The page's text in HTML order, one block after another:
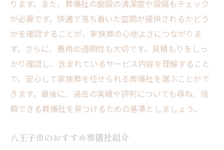
ります。また、葬儀社の施設の清潔度や設備もチェック
が必要です。快適で落ち着いた空間が提供されるかどう
かを確認することが、家族葬の心地よさにつながりま
す。さらに、費用の透明性も大切です。見積もりをしっ
かり確認し、含まれているサービス内容を理解すること
で、安心して家族葬を任せられる葬儀社を選ぶことがで
きます。最後に、過去の実績や評判についても尋ね、信
頼できる葬儀社を見つけるための基準としましょう。
八王子市のおすすめ葬儀社紹介